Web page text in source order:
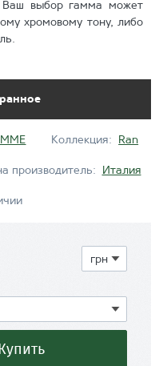
Ваш выбор гамма может
хромовому тону, либо
Коллекция: Ran
производитель: Италия